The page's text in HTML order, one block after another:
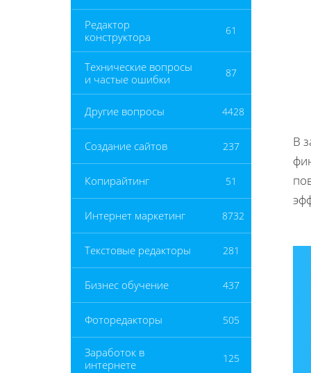
Редактор
конструктора
61
Технические вопросы
и частые ошибки
87
Другие вопросы 4428
Создание сайтов 237
Копирайтинг 51
Интернет маркетинг 8732
Текстовые редакторы 281
Бизнес обучение 437
Фоторедакторы 505
Заработок в
интернете
125
В